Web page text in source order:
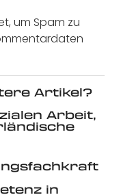
um Spam zu
Artikel?
Arbeit,
in